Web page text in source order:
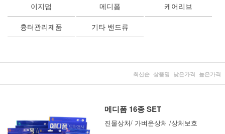
이지덤 메디폼 케어리브
흉터관리제품 기타 밴드류
최신순 상품명 낮은가격 높은가격
메디폼 16종 SET
진물상처/ 가벼운상처 /상처보호